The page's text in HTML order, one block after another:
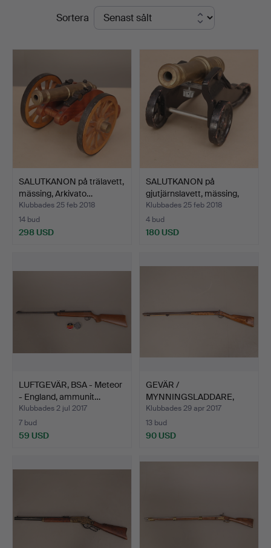
SlutpriserSortera
SALUTKANON på trälavett,
mässing, Arkivato…
Klubbades 25 feb 2018
14 bud
298 USD
SALUTKANON på
gjutjärnslavett, mässing,
Ar…
Klubbades 25 feb 2018
4 bud
180 USD
LUFTGEVÄR, BSA - Meteor
- England, ammunit…
Klubbades 2 jul 2017
7 bud
59 USD
GEVÄR /
MYNNINGSLADDARE,
slaglås, laddstoc…
Klubbades 29 apr 2017
13 bud
90 USD